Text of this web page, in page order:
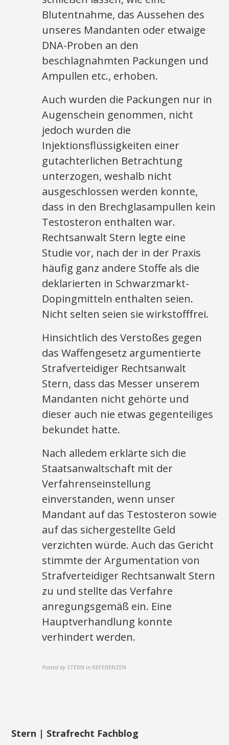
Blutentnahme, das Aussehen des
unseres Mandanten oder etwaige
DNA-Proben an den
beschlagnahmten Packungen und
Ampullen etc., erhoben.
Auch wurden die Packungen nur in
Augenschein genommen, nicht
jedoch wurden die
Injektionsflüssigkeiten einer
gutachterlichen Betrachtung
unterzogen, weshalb nicht
ausgeschlossen werden konnte,
dass in den Brechglasampullen kein
Testosteron enthalten war.
Rechtsanwalt Stern legte eine
Studie vor, nach der in der Praxis
häufig ganz andere Stoffe als die
deklarierten in Schwarzmarkt-
Dopingmitteln enthalten seien.
Nicht selten seien sie wirkstofffrei.
Hinsichtlich des Verstoßes gegen
das Waffengesetz argumentierte
Strafverteidiger Rechtsanwalt
Stern, dass das Messer unserem
Mandanten nicht gehörte und
dieser auch nie etwas gegenteiliges
bekundet hatte.
Nach alledem erklärte sich die
Staatsanwaltschaft mit der
Verfahrenseinstellung
einverstanden, wenn unser
Mandant auf das Testosteron sowie
auf das sichergestellte Geld
verzichten würde. Auch das Gericht
stimmte der Argumentation von
Strafverteidiger Rechtsanwalt Stern
zu und stellte das Verfahre
anregungsgemäß ein. Eine
Hauptverhandlung konnte
verhindert werden.
Posted by STERN in REFERENZEN
Stern | Strafrecht Fachblog